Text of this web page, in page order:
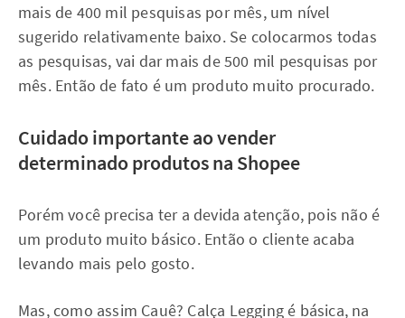
mais de 400 mil pesquisas por mês, um nível
sugerido relativamente baixo. Se colocarmos todas
as pesquisas, vai dar mais de 500 mil pesquisas por
mês. Então de fato é um produto muito procurado.
Cuidado importante ao vender
determinado produtos na Shopee
Porém você precisa ter a devida atenção, pois não é
um produto muito básico. Então o cliente acaba
levando mais pelo gosto.
Mas, como assim Cauê? Calça Legging é básica, na